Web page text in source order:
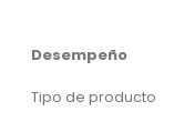
Desempeño
Tipo de producto